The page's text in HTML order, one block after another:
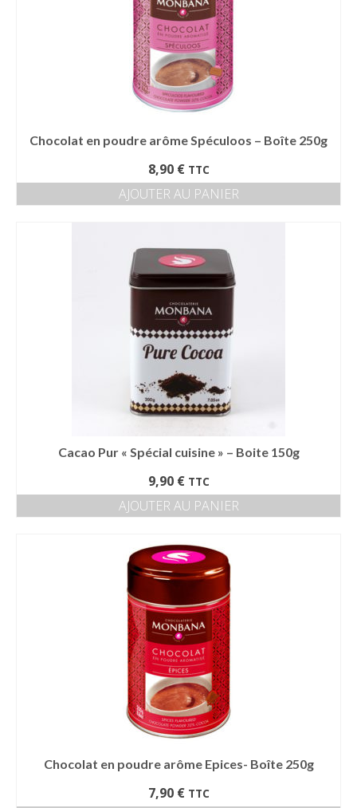
Chocolat en poudre arôme Spéculoos – Boîte 250g
8,90 € TTC
AJOUTER AU PANIER
Cacao Pur « Spécial cuisine » – Boite 150g
9,90 € TTC
AJOUTER AU PANIER
Chocolat en poudre arôme Epices- Boîte 250g
7,90 € TTC